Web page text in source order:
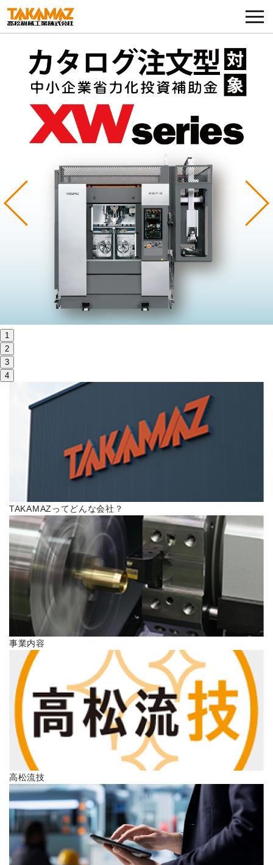
各種お問い合わせ・部品注文
採用に関してはこちらから
企業情報
展示会・イベント
コラム
製品ラインナップ
サステナビリティ
お問い合わせ
高松流技
ご利用に際して
当社のセキュリティへの取り組み
プライバシーポリシー
ENGLISH
Previous
1
2
3
4
TAKAMAZってどんな会社？
事業内容
高松流技